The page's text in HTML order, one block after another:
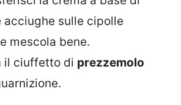
acciughe sulle cipolle
mescola bene.
il ciuffetto di prezzemolo